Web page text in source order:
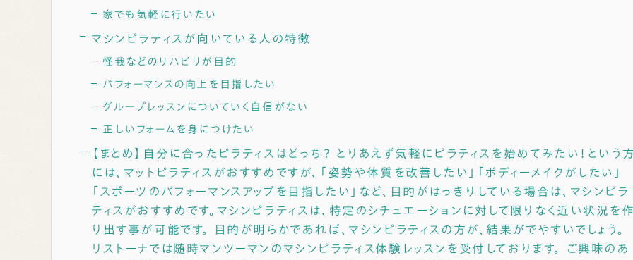
家でも気軽に行いたい
マシンピラティスが向いている人の特徴
怪我などのリハビリが目的
パフォーマンスの向上を目指したい
グループレッスンについていく自信がない
正しいフォームを身につけたい
【まとめ】自分に合ったピラティスはどっち？ とりあえず気軽にピラティスを始めてみたい！という
には、マットピラティスがおすすめですが、「姿勢や体質を改善したい」「ボディーメイクがしたい」
「スポーツのパフォーマンスアップを目指したい」など、目的がはっきりしている場合は、マシンピラ
ティスがおすすめです。マシンピラティスは、特定のシチュエーションに対して限りなく近い状況を
り出す事が可能です。 目的が明らかであれば、マシンピラティスの方が、結果がでやすいでしょう。
リストーナでは随時マンツーマンのマシンピラティス体験レッスンを受付しております。 ご興味のあ